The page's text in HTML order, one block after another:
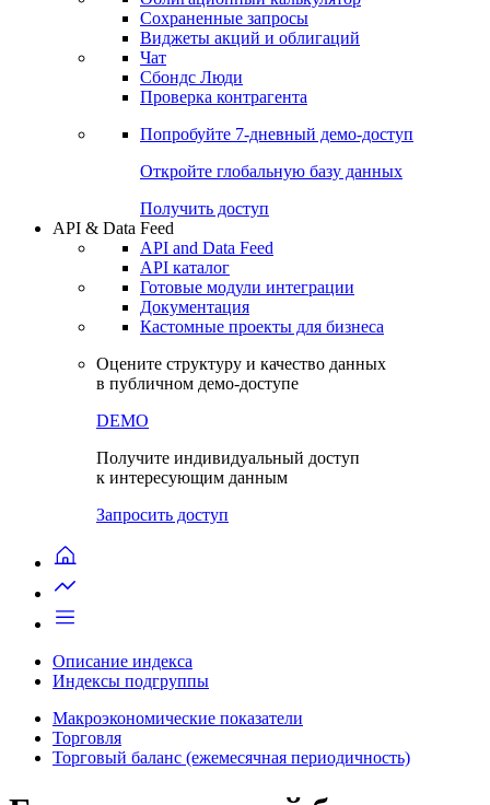
Сохраненные запросы
Виджеты акций и облигаций
Чат
Сбондс Люди
Проверка контрагента
Попробуйте 7-дневный демо-доступ
Откройте глобальную базу данных
Получить доступ
API & Data Feed
API and Data Feed
API каталог
Готовые модули интеграции
Документация
Кастомные проекты для бизнеса
Оцените структуру и качество данных
в публичном демо-доступе
DEMO
Получите индивидуальный доступ
к интересующим данным
Запросить доступ
Описание индекса
Индексы подгруппы
Макроэкономические показатели
Торговля
Торговый баланс (ежемесячная периодичность)